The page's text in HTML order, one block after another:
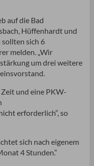
auf die Bad
Hüffenhardt und
sich 6
melden. „Wir
um drei weitere
Zeit und eine PKW-
erforderlich“, so
sich nach eigenem
4 Stunden.“